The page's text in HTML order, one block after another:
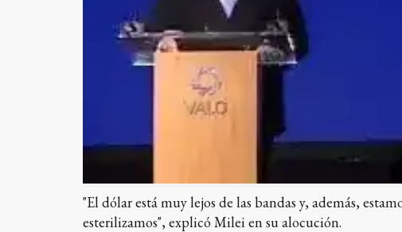
"El dólar está muy lejos de las bandas y, además,
esterilizamos", explicó Milei en su alocución.